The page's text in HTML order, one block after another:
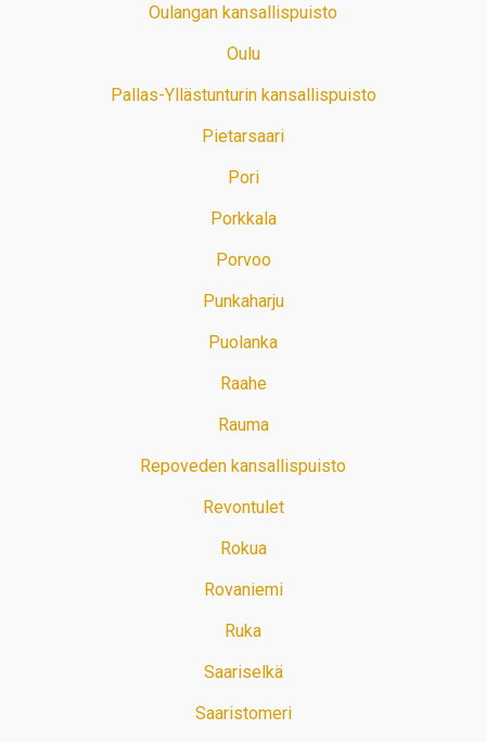
Oulangan kansallispuisto
Oulu
Pallas-Yllästunturin kansallispuisto
Pietarsaari
Pori
Porkkala
Porvoo
Punkaharju
Puolanka
Raahe
Rauma
Repoveden kansallispuisto
Revontulet
Rokua
Rovaniemi
Ruka
Saariselkä
Saaristomeri